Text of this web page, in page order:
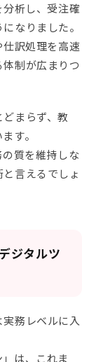
析し、受注確
なりました。
訳処理を高速
制が広まりつ
まらず、教
す。
質を維持しな
言えるでしょ
ジタルツ
務レベルに入
は、これま